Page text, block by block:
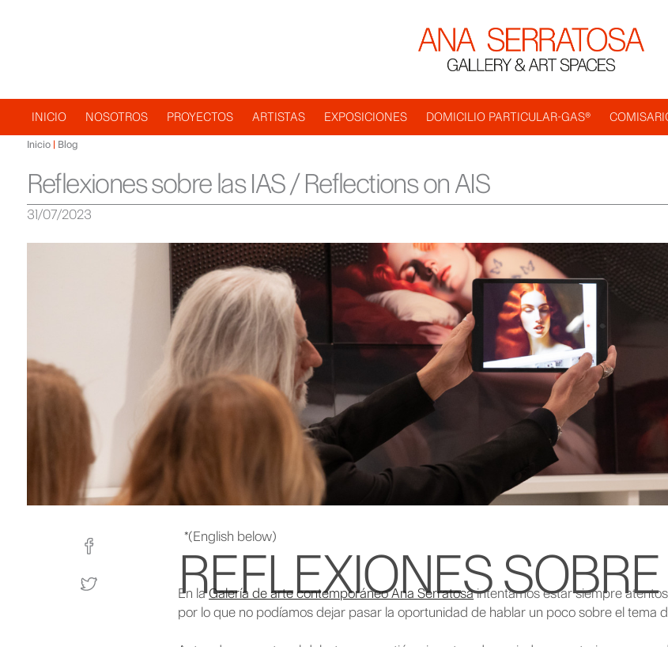
Navegación
principal
INICIO NOSOTROS PROYECTOS ARTISTAS EXPOSICIONES DOMICILIO PARTICULAR-GAS®
Inicio Blog
Reflexiones sobre las IAS / Reflections on AIS
31/07/2023
*(English below)
REFLEXIONES
En laGalería de arte contemporáneo Ana Serratosaintentamos estar siempre
por lo que no podíamos dejar pasar la oportunidad de hablar un poco sobre el tema